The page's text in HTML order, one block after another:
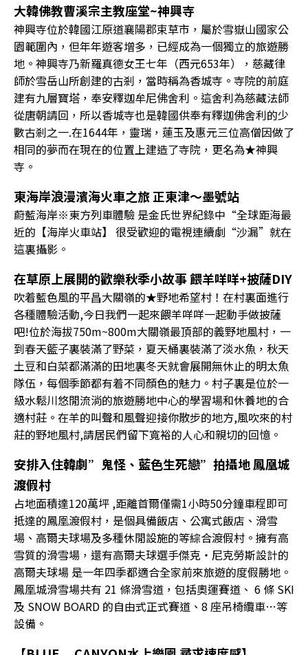
大韓佛教曹溪宗主教座堂~神興寺
神興寺位於韓國江原道襄陽郡束草市，屬於雪嶽山國家公
園範圍內，但年年遊客增多，已經成為一個獨立的旅遊勝
地。神興寺乃新羅真德女王七年（西元653年），慈藏律
師於雪岳山所創建的古剎，當時稱為香城寺。寺院的前庭
建有九層寶塔，奉安釋迦牟尼佛舍利。這舍利為慈藏法師
從唐朝請回，所以香城寺也是韓國供奉有釋迦佛舍利的少
數古剎之一.在1644年，靈瑞，蓮玉及惠元三位高僧因做了
相同的夢而在現在的位置上建造了寺院，更名為★神興
寺。
東海岸浪漫濱海火車之旅 正東津～墨號站
蔚藍海岸※東方列車體驗 是金氏世界紀錄中“全球距海最
近的【海岸火車站】 很受歡迎的電視連續劇“沙漏”就在
這裏攝影。
在草原上展開的歡樂秋季小故事 餵羊咩咩+披薩DIY
吹着藍色風的平昌大關嶺的★野地希望村！在村裏面進行
各種體驗活動,今日我們一起來餵羊咩咩一起動手做披薩
吧!位於海拔750m~800m大關嶺最頂部的義野地風村，一
到春天籃子裏裝滿了野菜，夏天桶裏裝滿了淡水魚，秋天
土豆和白菜都滿滿的田地裏冬天就會展開無休止的明太魚
隊伍，每個季節都有着不同顏色的魅力。村子裏是位於一
級水鬆川悠閒流淌的旅遊勝地中心的學習場和休養地的合
適村莊。在羊的叫聲和風聲迎接你散步的地方,風吹來的村
莊的野地風村,請居民們留下寬裕的人心和親切的回憶。
安排入住韓劇”鬼怪、藍色生死戀”拍攝地 鳳凰城
渡假村
占地面積達120萬坪 ,距離首爾僅需1小時50分鐘車程即可
抵達的鳳凰渡假村，是個具備飯店、公寓式飯店、滑雪
場、高爾夫球場及多種休閒設施的等綜合渡假村。擁有高
雪質的滑雪場，還有高爾夫球選手傑克‧尼克勞斯設計的
高爾夫球場 是一年四季都適合全家前來旅遊的度假勝地。
鳳凰城滑雪場共有 21 條滑雪道，包括奧運賽道、 6 條 SKI
及 SNOW BOARD 的自由式正式賽道、8 座吊椅纜車…等
設備。